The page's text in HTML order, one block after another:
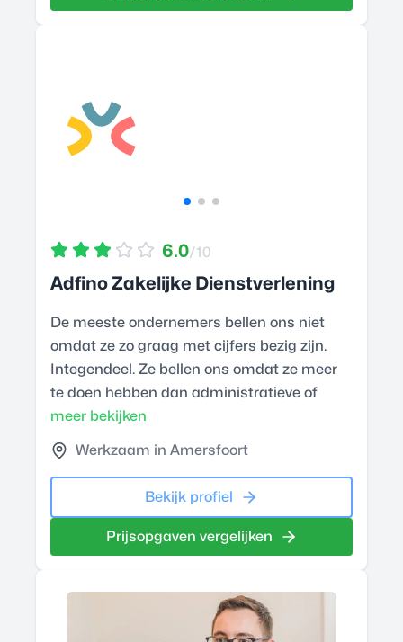
6.0/10
Adfino Zakelijke Dienstverlening
De meeste ondernemers bellen ons niet
omdat ze zo graag met cijfers bezig zijn.
Integendeel. Ze bellen ons omdat ze meer
te doen hebben dan administratieve of
meer bekijken
Werkzaam in Amersfoort
Bekijk profiel
Prijsopgaven vergelijken